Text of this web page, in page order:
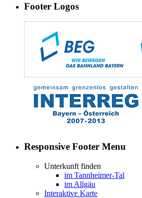
Footer Logos
Responsive Footer Menu
Unterkunft finden
im Tannheimer-Tal
im Allgäu
Interaktive Karte